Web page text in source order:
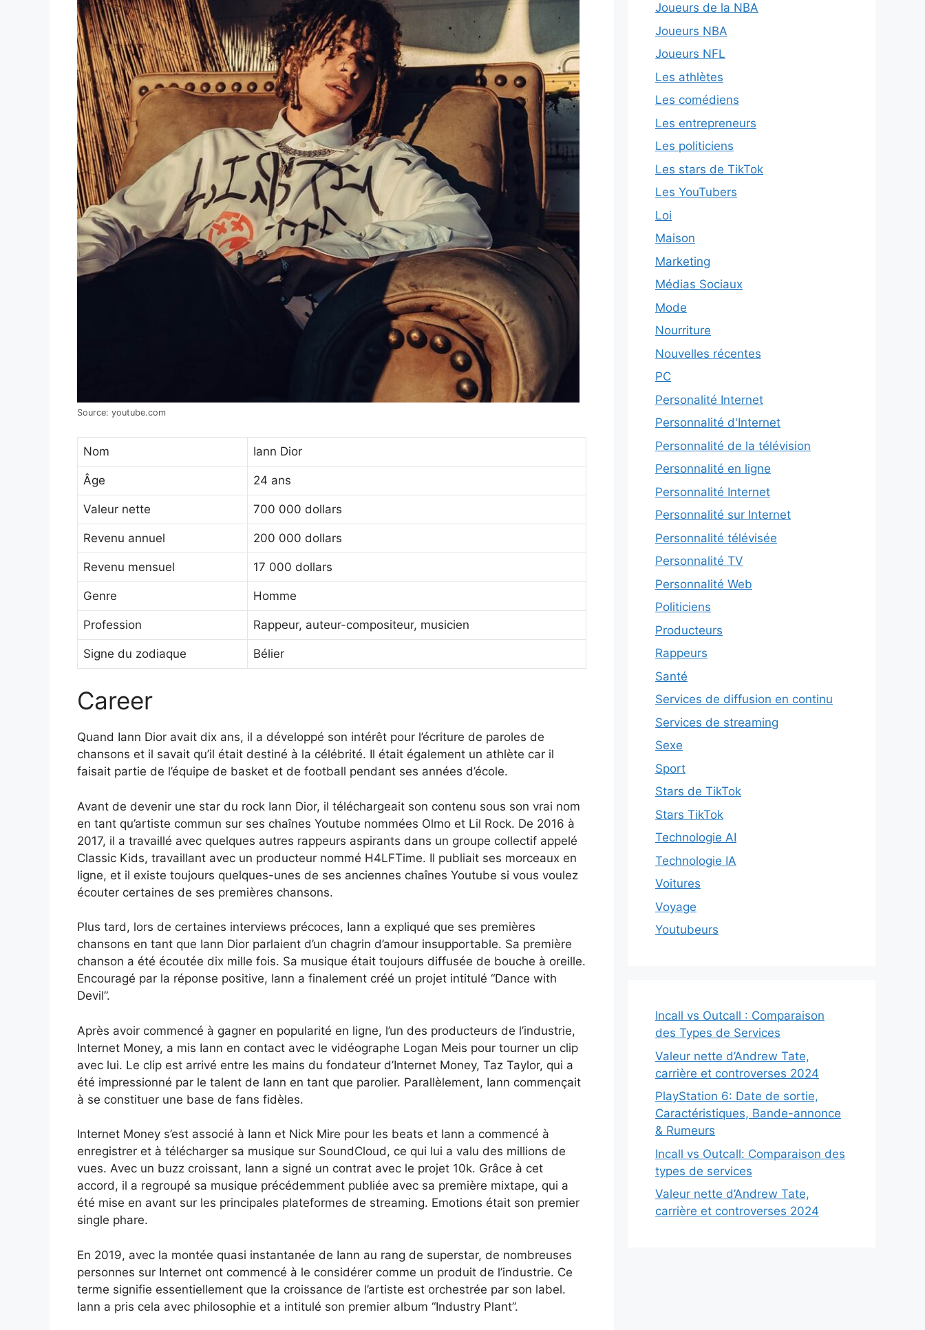
Source: youtube.com
Nom Iann Dior
Âge 24 ans
Valeur nette 700 000 dollars
Revenu annuel 200 000 dollars
Revenu mensuel 17 000 dollars
Genre Homme
Profession Rappeur, auteur-compositeur, musicien
Signe du zodiaque Bélier
Career
Quand Iann Dior avait dix ans, il a développé son intérêt pour l’écriture de paroles de
chansons et il savait qu’il était destiné à la célébrité. Il était également un athlète car il
faisait partie de l’équipe de basket et de football pendant ses années d’école.
Avant de devenir une star du rock Iann Dior, il téléchargeait son contenu sous son vrai nom
en tant qu’artiste commun sur ses chaînes Youtube nommées Olmo et Lil Rock. De 2016 à
2017, il a travaillé avec quelques autres rappeurs aspirants dans un groupe collectif appelé
Classic Kids, travaillant avec un producteur nommé H4LFTime. Il publiait ses morceaux en
ligne, et il existe toujours quelques-unes de ses anciennes chaînes Youtube si vous voulez
écouter certaines de ses premières chansons.
Plus tard, lors de certaines interviews précoces, Iann a expliqué que ses premières
chansons en tant que Iann Dior parlaient d’un chagrin d’amour insupportable. Sa première
chanson a été écoutée dix mille fois. Sa musique était toujours diffusée de bouche à oreille.
Encouragé par la réponse positive, Iann a finalement créé un projet intitulé “Dance with
Devil”.
Après avoir commencé à gagner en popularité en ligne, l’un des producteurs de l’industrie,
Internet Money, a mis Iann en contact avec le vidéographe Logan Meis pour tourner un clip
avec lui. Le clip est arrivé entre les mains du fondateur d’Internet Money, Taz Taylor, qui a
été impressionné par le talent de Iann en tant que parolier. Parallèlement, Iann commençait
à se constituer une base de fans fidèles.
Internet Money s’est associé à Iann et Nick Mire pour les beats et Iann a commencé à
enregistrer et à télécharger sa musique sur SoundCloud, ce qui lui a valu des millions de
vues. Avec un buzz croissant, Iann a signé un contrat avec le projet 10k. Grâce à cet
accord, il a regroupé sa musique précédemment publiée avec sa première mixtape, qui a
été mise en avant sur les principales plateformes de streaming. Emotions était son premier
single phare.
En 2019, avec la montée quasi instantanée de Iann au rang de superstar, de nombreuses
personnes sur Internet ont commencé à le considérer comme un produit de l’industrie. Ce
terme signifie essentiellement que la croissance de l’artiste est orchestrée par son label.
Iann a pris cela avec philosophie et a intitulé son premier album “Industry Plant”.
Joueurs de la NBA
Joueurs NBA
Joueurs NFL
Les athlètes
Les comédiens
Les entrepreneurs
Les politiciens
Les stars de TikTok
Les YouTubers
Loi
Maison
Marketing
Médias Sociaux
Mode
Nourriture
Nouvelles récentes
PC
Personalité Internet
Personnalité d'Internet
Personnalité de la télévision
Personnalité en ligne
Personnalité Internet
Personnalité sur Internet
Personnalité télévisée
Personnalité TV
Personnalité Web
Politiciens
Producteurs
Rappeurs
Santé
Services de diffusion en continu
Services de streaming
Sexe
Sport
Stars de TikTok
Stars TikTok
Technologie AI
Technologie IA
Voitures
Voyage
Youtubeurs
Incall vs Outcall : Comparaison
des Types de Services
Valeur nette d’Andrew Tate,
carrière et controverses 2024
PlayStation 6: Date de sortie,
Caractéristiques, Bande-annonce
& Rumeurs
Incall vs Outcall: Comparaison des
types de services
Valeur nette d’Andrew Tate,
carrière et controverses 2024